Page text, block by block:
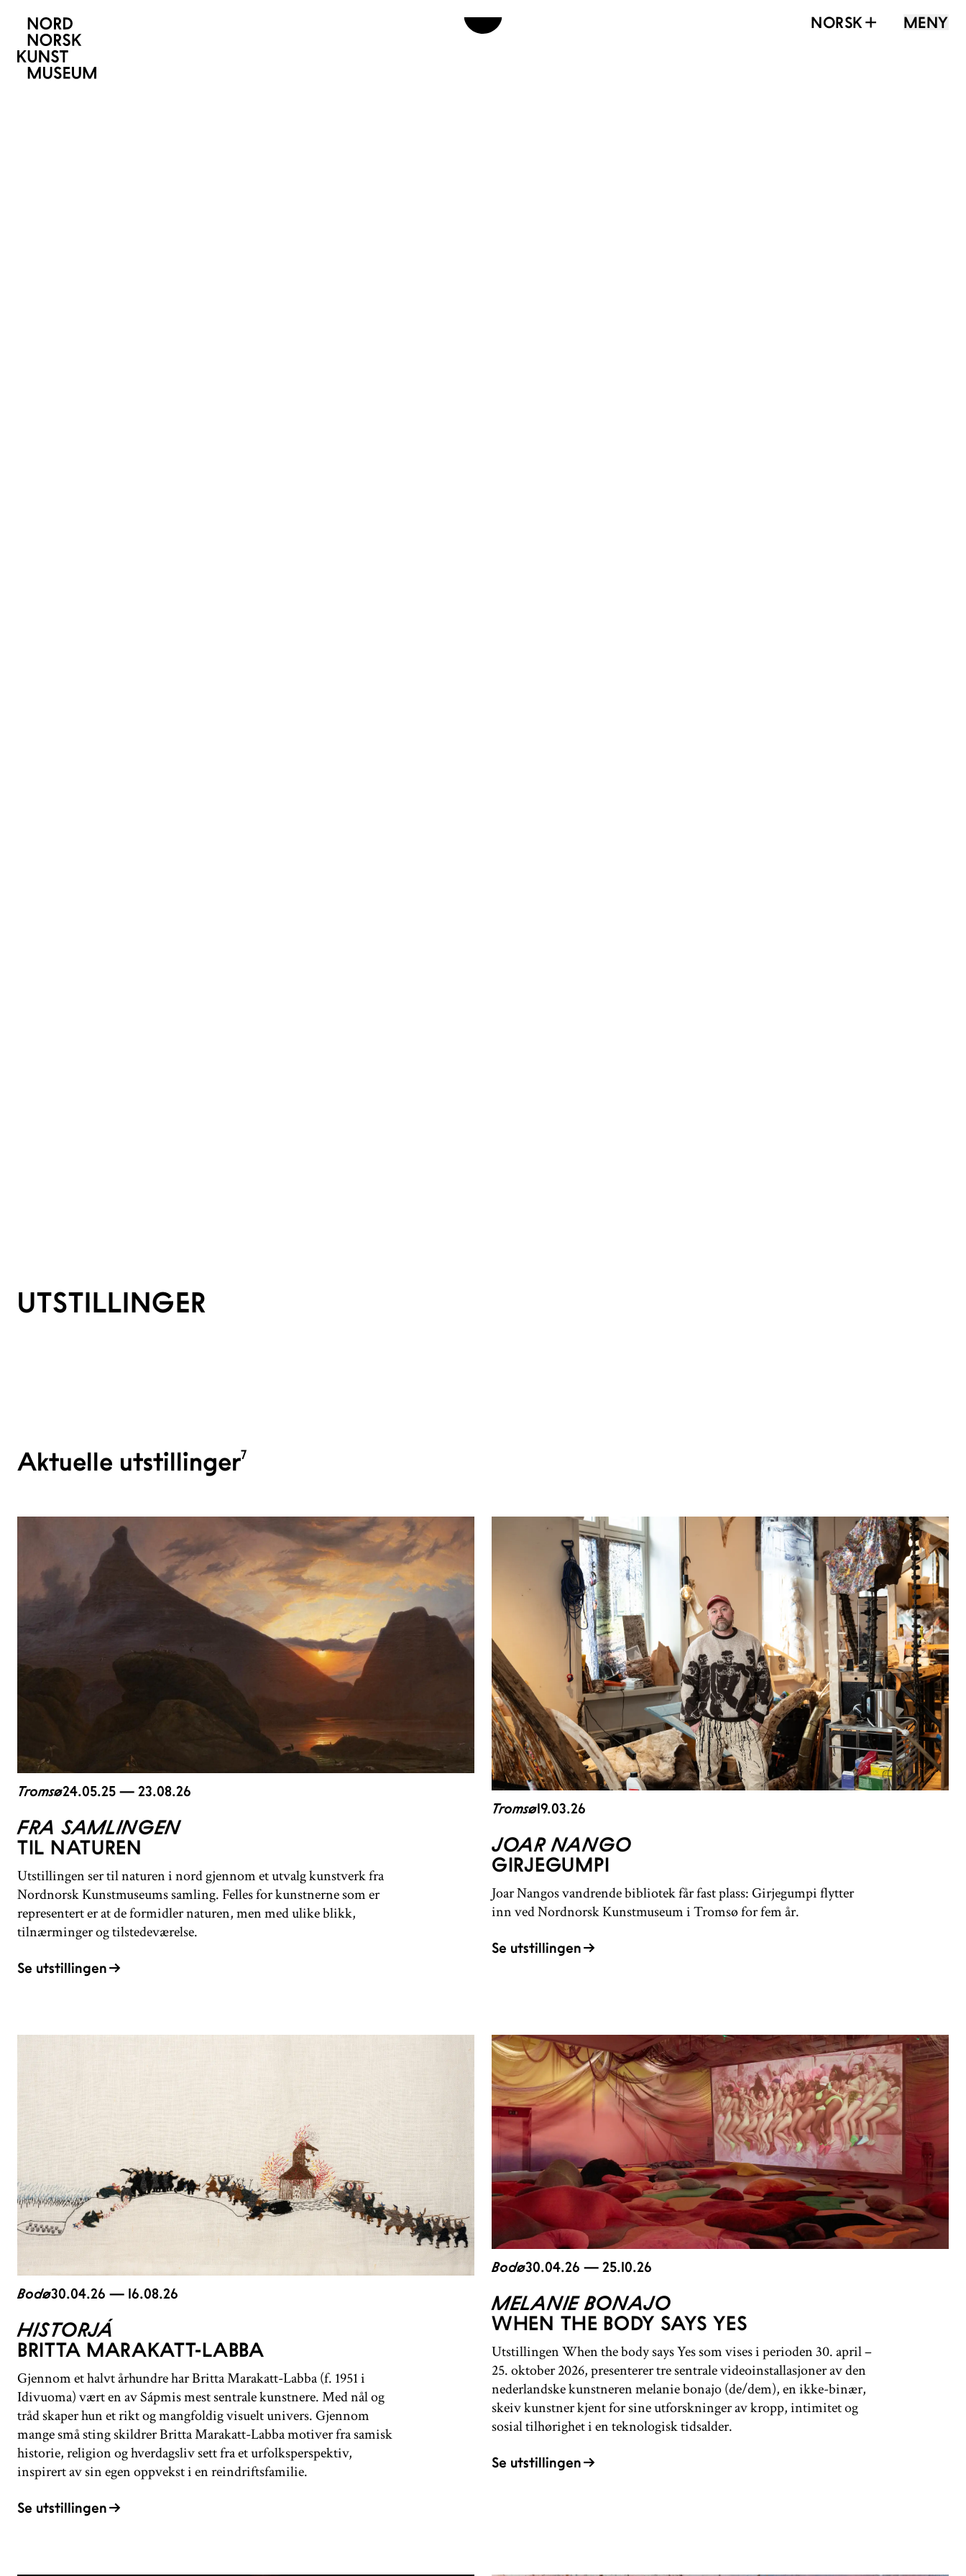
NORSK MENY
UTSTILLINGER
Aktuelle utstillinger7
Tromsø24.05.25 — 23.08.26
FRA SAMLINGEN
TIL NATUREN
Utstillingen ser til naturen i nord gjennom et utvalg kunstverk fra
Nordnorsk Kunstmuseums samling. Felles for kunstnerne som er
representert er at de formidler naturen, men med ulike blikk,
tilnærminger og tilstedeværelse.
Se utstillingen
Tromsø19.03.26
JOAR NANGO
GIRJEGUMPI
Joar Nangos vandrende bibliotek får fast plass: Girjegumpi flytter
inn ved Nordnorsk Kunstmuseum i Tromsø for fem år.
Se utstillingen
Bodø30.04.26 — 16.08.26
HISTORJÁ
BRITTA MARAKATT-LABBA
Gjennom et halvt århundre har Britta Marakatt-Labba (f. 1951 i
Idivuoma) vært en av Sápmis mest sentrale kunstnere. Med nål og
tråd skaper hun et rikt og mangfoldig visuelt univers. Gjennom
mange små sting skildrer Britta Marakatt-Labba motiver fra samisk
historie, religion og hverdagsliv sett fra et urfolksperspektiv,
inspirert av sin egen oppvekst i en reindriftsfamilie.
Se utstillingen
Bodø30.04.26 — 25.10.26
MELANIE BONAJO
WHEN THE BODY SAYS YES
Utstillingen When the body says Yes som vises i perioden 30. april –
25. oktober 2026, presenterer tre sentrale videoinstallasjoner av den
nederlandske kunstneren melanie bonajo (de/dem), en ikke-binær,
skeiv kunstner kjent for sine utforskninger av kropp, intimitet og
sosial tilhørighet i en teknologisk tidsalder.
Se utstillingen